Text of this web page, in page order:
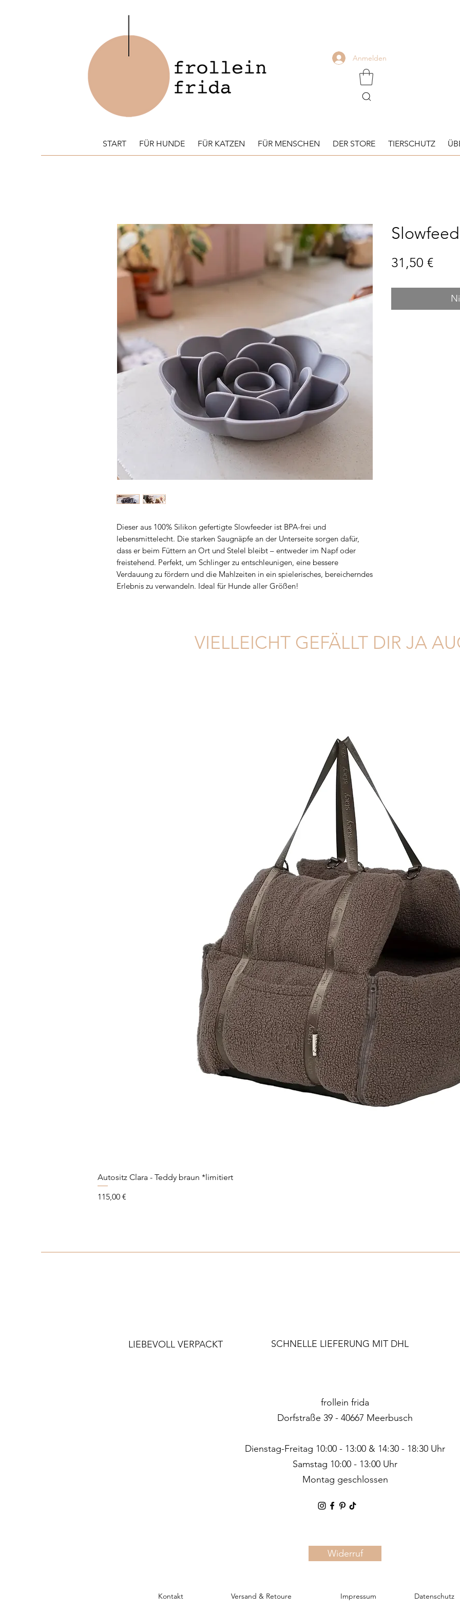
Anmelden
START FÜR HUNDE FÜR KATZEN FÜR MENSCHEN DER STORE TIERSCHUTZ
Dieser aus 100% Silikon gefertigte Slowfeeder ist BPA-frei und
lebensmittelecht. Die starken Saugnäpfe an der Unterseite sorgen dafür,
dass er beim Füttern an Ort und Stelel bleibt – entweder im Napf oder
freistehend. Perfekt, um Schlinger zu entschleunigen, eine bessere
Verdauung zu fördern und die Mahlzeiten in ein spielerisches, bereicherndes
Erlebnis zu verwandeln. Ideal für Hunde aller Größen!
31,50 €
VIELLEICHT GEFÄLLT DIR JA
Autositz Clara - Teddy braun *limitiert
Preis
115,00 €
LIEBEVOLL VERPACKT SCHNELLE LIEFERUNG MIT DHL
frollein frida
Dorfstraße 39 - 40667 Meerbusch
Dienstag-Freitag 10:00 - 13:00 & 14:30 - 18:30 Uhr
Samstag 10:00 - 13:00 Uhr
Montag geschlossen
Widerruf
Kontakt Versand & Retoure Impressum Datenschutz